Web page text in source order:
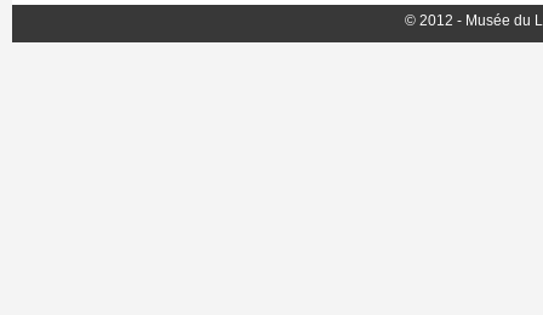
© 2012 - Musée du